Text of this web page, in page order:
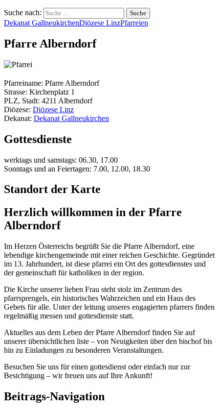
Suche nach:
Dekanat GallneukirchenDiözese LinzPfarreien
Pfarre Alberndorf
Pfarreiname: Pfarre Alberndorf
Strasse: Kirchenplatz 1
PLZ, Stadt: 4211 Alberndorf
Diözese: Diözese Linz
Dekanat: Dekanat Gallneukirchen
Gottesdienste
werktags und samstags: 06.30, 17.00
Sonntags und an Feiertagen: 7.00, 12.00, 18.30
Standort der Karte
Herzlich willkommen in der Pfarre
Alberndorf
Im Herzen Österreichs begrüßt Sie die Pfarre Alberndorf, eine
lebendige kirchengemeinde mit einer reichen Geschichte. Gegründet
im 13. Jahrhundert, ist diese pfarrei ein Ort des gottesdienstes und
der gemeinschaft für katholiken in der region.
Die Kirche unserer lieben Frau steht stolz im Zentrum des
pfarrsprengels, ein historisches Wahrzeichen und ein Haus des
Gebets für alle. Unter der leitung unseres engagierten pfarrers finden
regelmäßig messen und gottesdienste statt.
Aktuelles aus dem Leben der Pfarre Alberndorf finden Sie auf
unserer übersichtlichen liste – von Neuigkeiten über den bischof bis
hin zu Einladungen zu besonderen Veranstaltungen.
Besuchen Sie uns für einen gottesdienst oder einfach nur zur
Besichtigung – wir freuen uns auf Ihre Ankunft!
Beitrags-Navigation